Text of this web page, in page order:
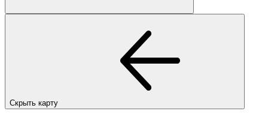
Скрыть карту